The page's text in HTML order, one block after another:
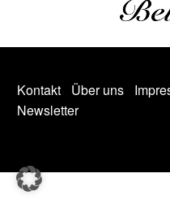
Kontakt Über uns
Newsletter